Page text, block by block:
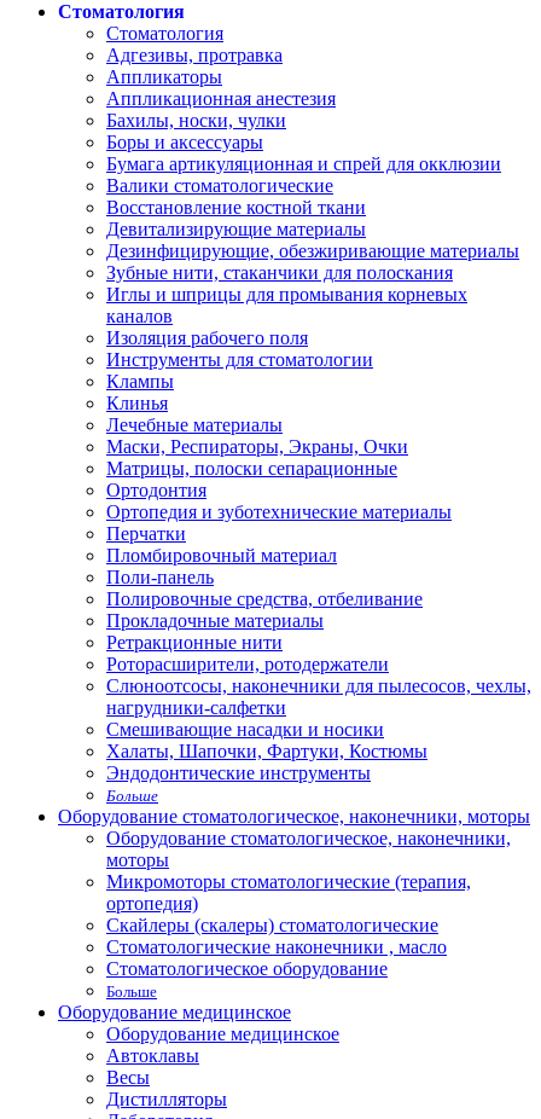
Стоматология
Стоматология
Адгезивы, протравка
Аппликаторы
Аппликационная анестезия
Бахилы, носки, чулки
Боры и аксессуары
Бумага артикуляционная и спрей для окклюзии
Валики стоматологические
Восстановление костной ткани
Девитализирующие материалы
Дезинфицирующие, обезжиривающие материалы
Зубные нити, стаканчики для полоскания
Иглы и шприцы для промывания корневых
каналов
Изоляция рабочего поля
Инструменты для стоматологии
Клампы
Клинья
Лечебные материалы
Маски, Респираторы, Экраны, Очки
Матрицы, полоски сепарационные
Ортодонтия
Ортопедия и зуботехнические материалы
Перчатки
Пломбировочный материал
Поли-панель
Полировочные средства, отбеливание
Прокладочные материалы
Ретракционные нити
Роторасширители, ротодержатели
Слюноотсосы, наконечники для пылесосов, чехлы,
нагрудники-салфетки
Смешивающие насадки и носики
Халаты, Шапочки, Фартуки, Костюмы
Эндодонтические инструменты
Больше
Оборудование стоматологическое, наконечники, моторы
Оборудование стоматологическое, наконечники,
моторы
Микромоторы стоматологические (терапия,
ортопедия)
Скайлеры (скалеры) стоматологические
Стоматологические наконечники , масло
Стоматологическое оборудование
Больше
Оборудование медицинское
Оборудование медицинское
Автоклавы
Весы
Дистилляторы